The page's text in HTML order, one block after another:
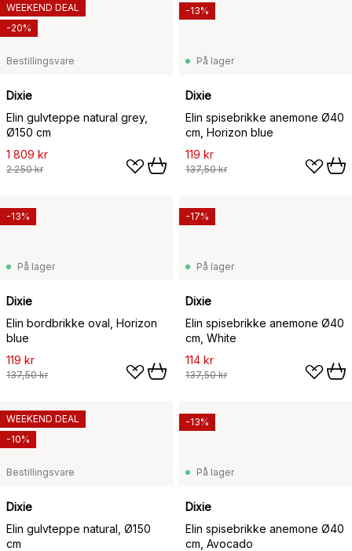
Bestillingsvare
Dixie
Elin gulvteppe natural grey,
Ø150 cm
1 809 kr
2 250 kr
WEEKEND DEAL
-20%
På lager
Dixie
Elin spisebrikke anemone Ø40
cm, Horizon blue
119 kr
137,50 kr
-13%
På lager
Dixie
Elin bordbrikke oval, Horizon
blue
119 kr
137,50 kr
-13%
På lager
Dixie
Elin spisebrikke anemone Ø40
cm, White
114 kr
137,50 kr
-17%
Bestillingsvare
Dixie
Elin gulvteppe natural, Ø150
cm
WEEKEND DEAL
-10%
På lager
Dixie
Elin spisebrikke anemone Ø40
cm, Avocado
-13%